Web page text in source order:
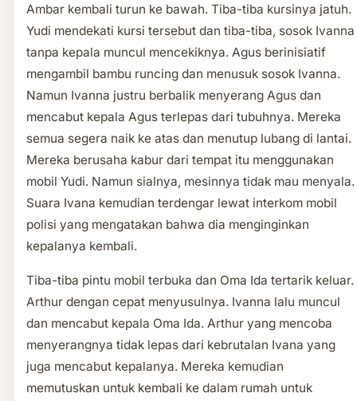
Ambar kembali turun ke bawah. Tiba-tiba kursinya jatuh.
Yudi mendekati kursi tersebut dan tiba-tiba, sosok Ivanna
tanpa kepala muncul mencekiknya. Agus berinisiatif
mengambil bambu runcing dan menusuk sosok Ivanna.
Namun Ivanna justru berbalik menyerang Agus dan
mencabut kepala Agus terlepas dari tubuhnya. Mereka
semua segera naik ke atas dan menutup lubang di lantai.
Mereka berusaha kabur dari tempat itu menggunakan
mobil Yudi. Namun sialnya, mesinnya tidak mau menyala.
Suara Ivana kemudian terdengar lewat interkom mobil
polisi yang mengatakan bahwa dia menginginkan
kepalanya kembali.
Tiba-tiba pintu mobil terbuka dan Oma Ida tertarik keluar.
Arthur dengan cepat menyusulnya. Ivanna lalu muncul
dan mencabut kepala Oma Ida. Arthur yang mencoba
menyerangnya tidak lepas dari kebrutalan Ivana yang
juga mencabut kepalanya. Mereka kemudian
memutuskan untuk kembali ke dalam rumah untuk